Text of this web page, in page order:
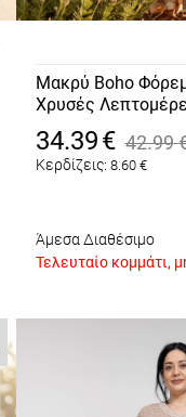
Μακρύ Boho
Χρυσές
34.39€ 42.99
Κερδίζεις: 8.60 €
Άμεσα Διαθέσιμο
Τελευταίο κομμάτι,